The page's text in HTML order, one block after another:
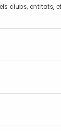
clubs, entitats,